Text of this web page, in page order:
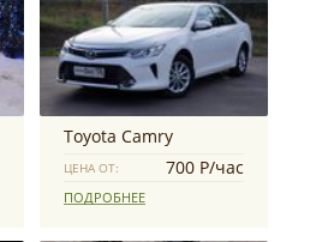
Toyota Camry
ЦЕНА ОТ: 700 Р/час
ПОДРОБНЕЕ